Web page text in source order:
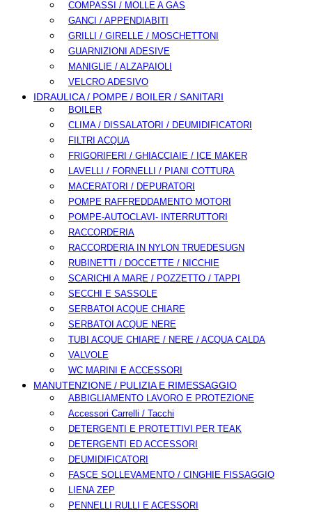
COMPASSI / MOLLE A GAS
GANCI / APPENDIABITI
GRILLI / GIRELLE / MOSCHETTONI
GUARNIZIONI ADESIVE
MANIGLIE / ALZAPAIOLI
VELCRO ADESIVO
IDRAULICA / POMPE / BOILER / SANITARI
BOILER
CLIMA / DISSALATORI / DEUMIDIFICATORI
FILTRI ACQUA
FRIGORIFERI / GHIACCIAIE / ICE MAKER
LAVELLI / FORNELLI / PIANI COTTURA
MACERATORI / DEPURATORI
POMPE RAFFREDDAMENTO MOTORI
POMPE-AUTOCLAVI- INTERRUTTORI
RACCORDERIA
RACCORDERIA IN NYLON TRUEDESUGN
RUBINETTI / DOCCETTE / NICCHIE
SCARICHI A MARE / POZZETTO / TAPPI
SECCHI E SASSOLE
SERBATOI ACQUE CHIARE
SERBATOI ACQUE NERE
TUBI ACQUE CHIARE / NERE / ACQUA CALDA
VALVOLE
WC MARINI E ACCESSORI
MANUTENZIONE / PULIZIA E RIMESSAGGIO
ABBIGLIAMENTO LAVORO E PROTEZIONE
Accessori Carrelli / Tacchi
DETERGENTI E PROTETTIVI PER TEAK
DETERGENTI ED ACCESSORI
DEUMIDIFICATORI
FASCE SOLLEVAMENTO / CINGHIE FISSAGGIO
LIENA ZEP
PENNELLI RULLI E ACESSORI